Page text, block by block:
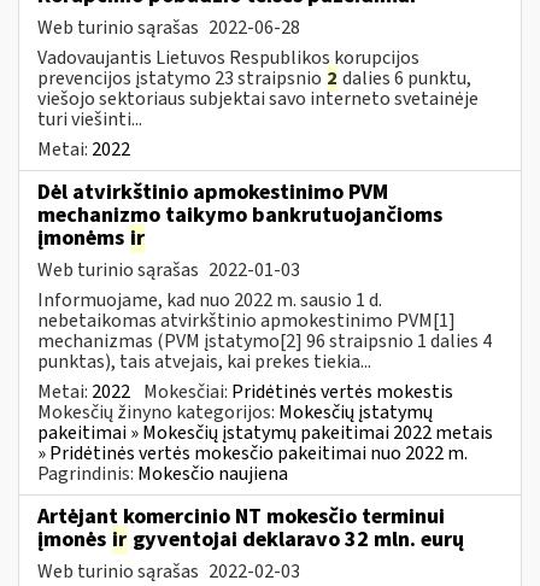
Web turinio sąrašas 2022-06-28
Vadovaujantis Lietuvos Respublikos korupcijos
prevencijos įstatymo 23 straipsnio 2 dalies 6 punktu,
viešojo sektoriaus subjektai savo interneto svetainėje
turi viešinti...
Metai: 2022
Dėl atvirkštinio apmokestinimo PVM
mechanizmo taikymo bankrutuojančioms
įmonėms ir
Web turinio sąrašas 2022-01-03
Informuojame, kad nuo 2022 m. sausio 1 d.
nebetaikomas atvirkštinio apmokestinimo PVM[1]
mechanizmas (PVM įstatymo[2] 96 straipsnio 1 dalies 4
punktas), tais atvejais, kai prekes tiekia...
Metai: 2022 Mokesčiai: Pridėtinės vertės mokestis
Mokesčių žinyno kategorijos: Mokesčių įstatymų
pakeitimai » Mokesčių įstatymų pakeitimai 2022 metais
» Pridėtinės vertės mokesčio pakeitimai nuo 2022 m.
Pagrindinis: Mokesčio naujiena
Artėjant komercinio NT mokesčio terminui
įmonės ir gyventojai deklaravo 32 mln. eurų
Web turinio sąrašas 2022-02-03